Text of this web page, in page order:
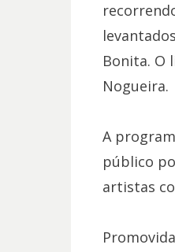
Bonita. O
Nogueira.
A
público
artistas